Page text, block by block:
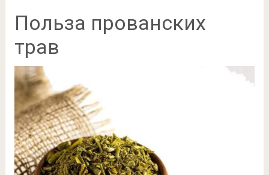
Польза прованских
трав